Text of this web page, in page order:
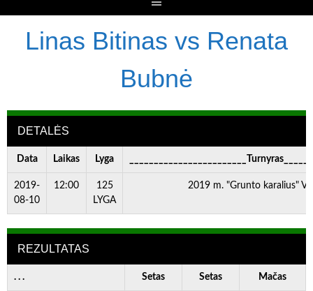
Linas Bitinas vs Renata
Bubnė
DETALĖS
Data Laikas Lyga
2019-
08-10
12:00
125
LYGA
2019 m. "Grunto karalius" V
REZULTATAS
. . . Setas Setas Mačas